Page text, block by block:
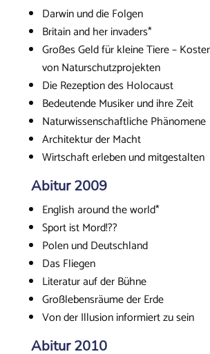
Darwin und die Folgen
Britain and her invaders*
Großes Geld für kleine Tiere –
von Naturschutzprojekten
Die Rezeption des Holocaust
Bedeutende Musiker und ihre Zeit
Naturwissenschaftliche Phänomene
Architektur der Macht
Wirtschaft erleben und mitgestalten
Abitur 2009
English around the world*
Sport ist Mord!??
Polen und Deutschland
Das Fliegen
Literatur auf der Bühne
Großlebensräume der Erde
Von der Illusion informiert zu sein
Abitur 2010